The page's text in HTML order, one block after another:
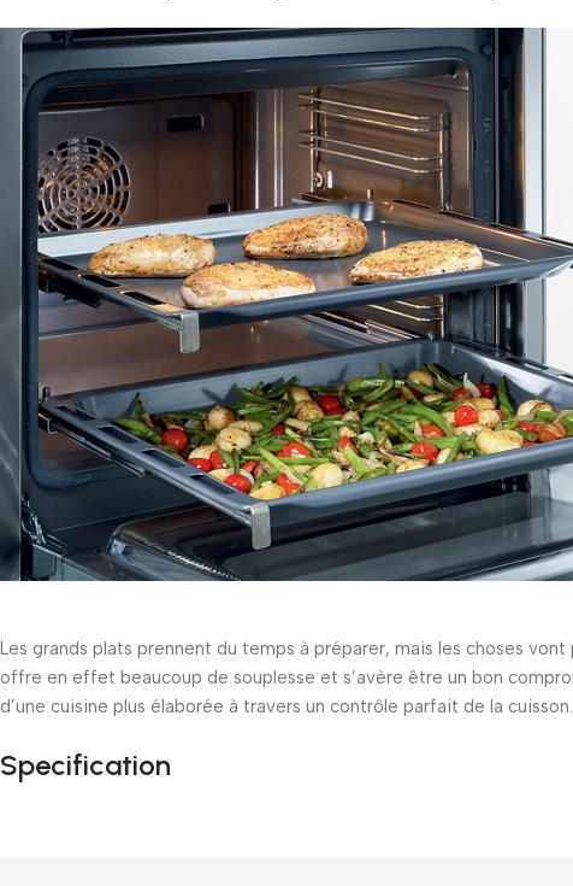
Les grands plats prennent du temps à préparer, mais les choses
offre en effet beaucoup de souplesse et s’avère être un bon
d’une cuisine plus élaborée à travers un contrôle parfait de la cuisson.
Specification